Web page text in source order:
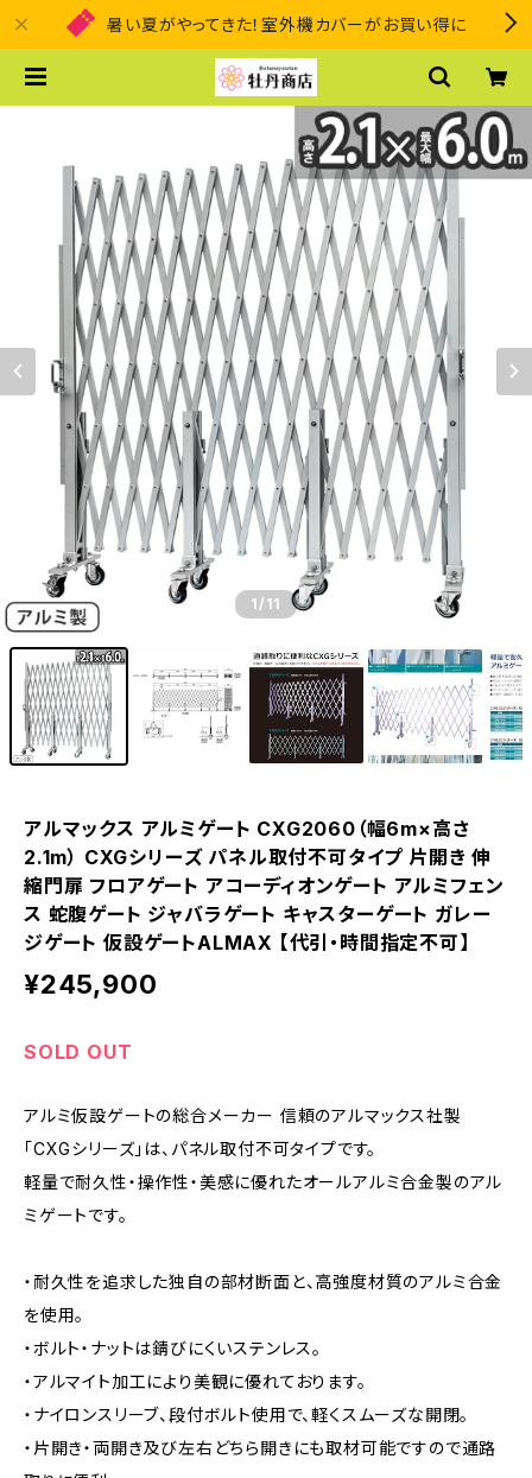
暑い夏がやってきた！室外機カバーがお買い得に
1 /11
アルマックス アルミゲート CXG2060（幅6m×高さ
2.1m） CXGシリーズ パネル取付不可タイプ 片開き 伸
縮門扉 フロアゲート アコーディオンゲート アルミフェン
ス 蛇腹ゲート ジャバラゲート キャスターゲート ガレー
ジゲート 仮設ゲートALMAX 【代引・時間指定不可】
¥245,900
SOLD OUT
アルミ仮設ゲートの総合メーカー 信頼のアルマックス社製
「CXGシリーズ」は、パネル取付不可タイプです。
軽量で耐久性・操作性・美感に優れたオールアルミ合金製のアル
ミゲートです。
・耐久性を追求した独自の部材断面と、高強度材質のアルミ合金
を使用。
・ボルト・ナットは錆びにくいステンレス。
・アルマイト加工により美観に優れております。
・ナイロンスリーブ、段付ボルト使用で、軽くスムーズな開閉。
・片開き・両開き及び左右どちら開きにも取材可能ですので通路